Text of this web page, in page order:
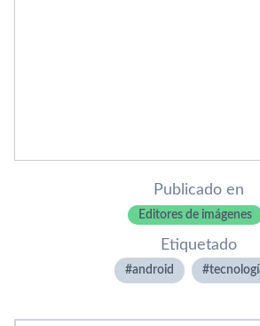
Publicado en
Editores de imágenes
Etiquetado
android